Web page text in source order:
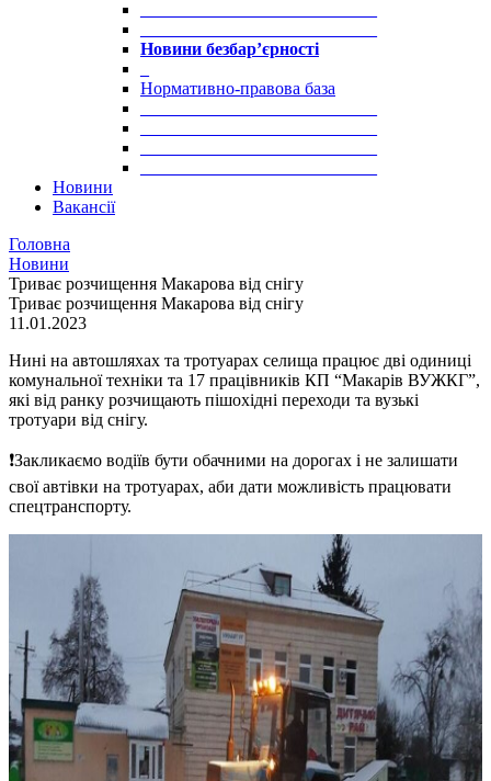
Новини безбар’єрності
Нормативно-правова база
Новини
Вакансії
Головна
Новини
Триває розчищення Макарова від снігу
Триває розчищення Макарова від снігу
11.01.2023
Нині на автошляхах та тротуарах селища працює дві одиниці
комунальної техніки та 17 працівників КП “Макарів ВУЖКГ”,
які від ранку розчищають пішохідні переходи та вузькі
тротуари від снігу.
❗️Закликаємо водіїв бути обачними на дорогах і не залишати
свої автівки на тротуарах, аби дати можливість працювати
спецтранспорту.